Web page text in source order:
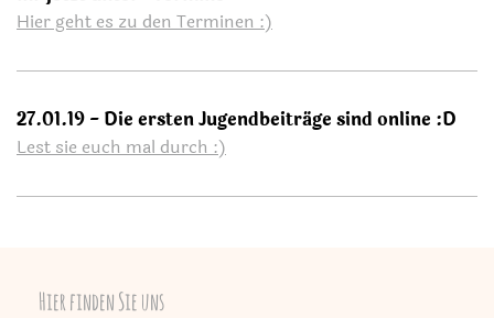
Hier geht es zu den Terminen :)
27.01.19 - Die ersten Jugendbeiträge sind online :D
Lest sie euch mal durch :)
Hier finden Sie uns